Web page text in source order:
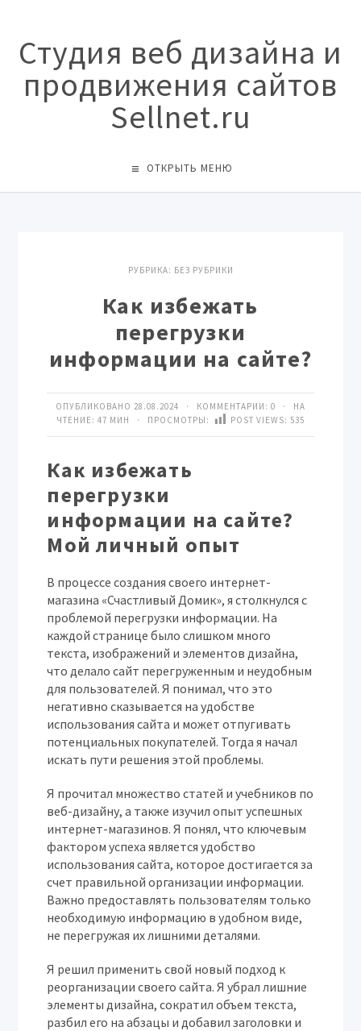
Студия веб дизайна и
продвижения сайтов
Sellnet.ru
ОТКРЫТЬ МЕНЮ
РУБРИКА: БЕЗ РУБРИКИ
Как избежать
перегрузки
информации на сайте?
ОПУБЛИКОВАНО 28.08.2024 · КОММЕНТАРИИ: 0 · НА
ЧТЕНИЕ: 47 МИН · ПРОСМОТРЫ:
POST VIEWS: 535
Как избежать
перегрузки
информации на сайте?
Мой личный опыт
В процессе создания своего интернет-
магазина «Счастливый Домик», я столкнулся с
проблемой перегрузки информации. На
каждой странице было слишком много
текста, изображений и элементов дизайна,
что делало сайт перегруженным и неудобным
для пользователей. Я понимал, что это
негативно сказывается на удобстве
использования сайта и может отпугивать
потенциальных покупателей. Тогда я начал
искать пути решения этой проблемы.
Я прочитал множество статей и учебников по
веб-дизайну, а также изучил опыт успешных
интернет-магазинов. Я понял, что ключевым
фактором успеха является удобство
использования сайта, которое достигается за
счет правильной организации информации.
Важно предоставлять пользователям только
необходимую информацию в удобном виде,
не перегружая их лишними деталями.
Я решил применить свой новый подход к
реорганизации своего сайта. Я убрал лишние
элементы дизайна, сократил объем текста,
разбил его на абзацы и добавил заголовки и